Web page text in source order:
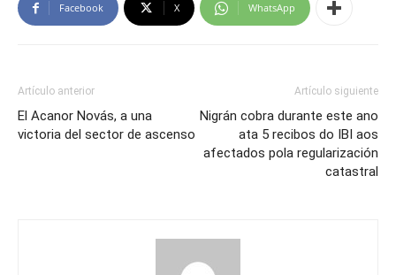
Facebook X WhatsApp
Artículo anterior
El Acanor Novás, a una
victoria del sector de ascenso
Artículo siguiente
Nigrán cobra durante este ano
ata 5 recibos do IBI aos
afectados pola regularización
catastral